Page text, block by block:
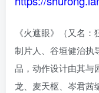
《火遮眼》（又名
制片人、谷垣健治执
品，动作设计由其与
龙、麦天枢、岑君茜